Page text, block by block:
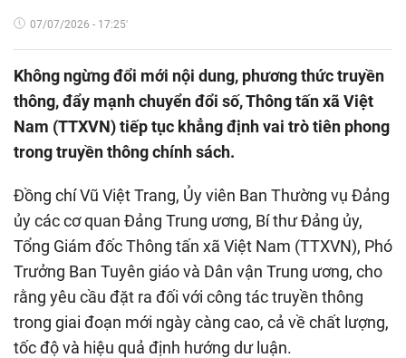
07/07/2026 - 17:25'
Không ngừng đổi mới nội dung, phương thức truyền
thông, đẩy mạnh chuyển đổi số, Thông tấn xã Việt
Nam (TTXVN) tiếp tục khẳng định vai trò tiên phong
trong truyền thông chính sách.
Đồng chí Vũ Việt Trang, Ủy viên Ban Thường vụ Đảng
ủy các cơ quan Đảng Trung ương, Bí thư Đảng ủy,
Tổng Giám đốc Thông tấn xã Việt Nam (TTXVN), Phó
Trưởng Ban Tuyên giáo và Dân vận Trung ương, cho
rằng yêu cầu đặt ra đối với công tác truyền thông
trong giai đoạn mới ngày càng cao, cả về chất lượng,
tốc độ và hiệu quả định hướng dư luận.